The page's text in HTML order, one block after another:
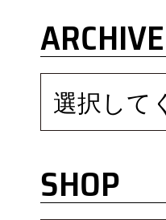
ARCHIVE
選択して
SHOP